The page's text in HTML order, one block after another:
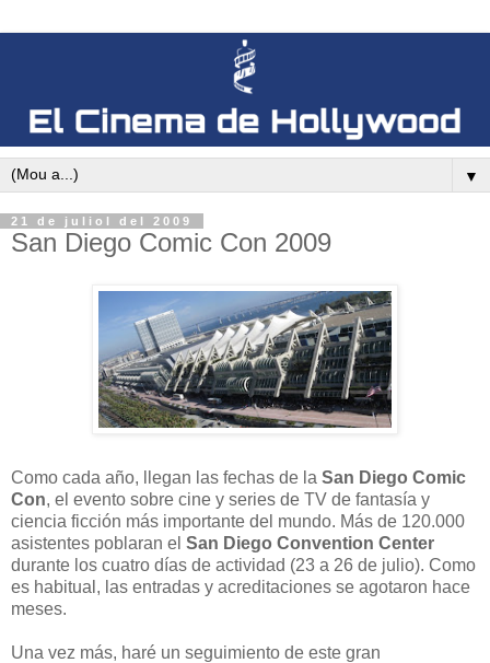
▼
21 de juliol del 2009
San Diego Comic Con 2009
Como cada año, llegan las fechas de la San Diego Comic
Con, el evento sobre cine y series de TV de fantasía y
ciencia ficción más importante del mundo. Más de 120.000
asistentes poblaran el San Diego Convention Center
durante los cuatro días de actividad (23 a 26 de julio). Como
es habitual, las entradas y acreditaciones se agotaron hace
meses.
Una vez más, haré un seguimiento de este gran